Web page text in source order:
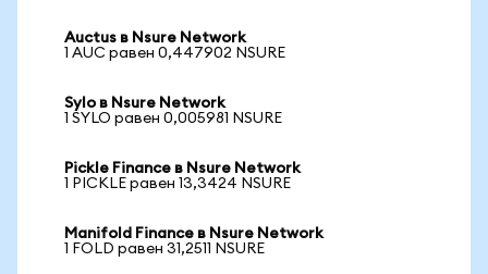
Auctus в Nsure Network
1 AUC равен 0,447902 NSURE
Sylo в Nsure Network
1 SYLO равен 0,005981 NSURE
Pickle Finance в Nsure Network
1 PICKLE равен 13,3424 NSURE
Manifold Finance в Nsure Network
1 FOLD равен 31,2511 NSURE